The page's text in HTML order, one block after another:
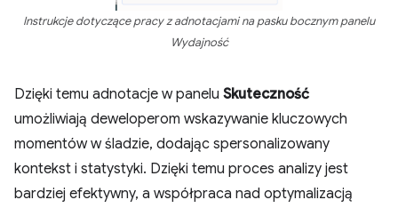
Instrukcje dotyczące pracy z adnotacjami na pasku bocznym panelu
Wydajność
Dzięki temu adnotacje w panelu Skuteczność
umożliwiają deweloperom wskazywanie kluczowych
momentów w śladzie, dodając spersonalizowany
kontekst i statystyki. Dzięki temu proces analizy jest
bardziej efektywny, a współpraca nad optymalizacją